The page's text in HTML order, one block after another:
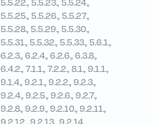
5.5.22., 5.5.23., 5.5.24.,
5.5.25., 5.5.26., 5.5.27.,
5.5.28., 5.5.29., 5.5.30.,
5.5.31., 5.5.32., 5.5.33., 5.6.1.,
6.2.3., 6.2.4., 6.2.6., 6.3.8.,
6.4.2., 7.1.1., 7.2.2., 8.1., 9.1.1.,
9.1.4., 9.2.1., 9.2.2., 9.2.3.,
9.2.4., 9.2.5., 9.2.6., 9.2.7.,
9.2.8., 9.2.9., 9.2.10., 9.2.11.,